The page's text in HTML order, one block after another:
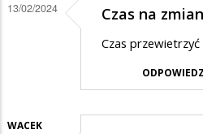
13/02/2024 Czas na
Czas przewietrzyć
ODPOWIEDZ
WACEK